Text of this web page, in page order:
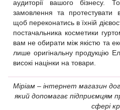
аудиторії вашого бізнесу.
замовлення та протестувати
щоб переконатись в їхній
постачальника косметики
вам не обирати між якістю та
лише оригінальну продукцію
високі націнки на товари.
Міріам – інтернет магазин
який допомагає підприємцям
сфері